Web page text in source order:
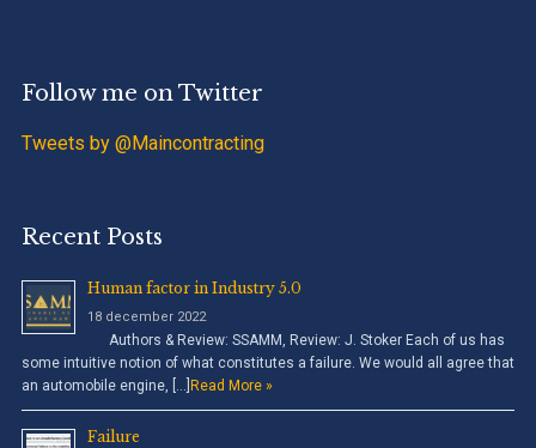
Follow me on Twitter
Tweets by @Maincontracting
Recent Posts
Human factor in Industry 5.0
18 december 2022
Authors & Review: SSAMM, Review: J. Stoker Each of us has
some intuitive notion of what constitutes a failure. We would all agree that
an automobile engine, […] Read More »
Failure